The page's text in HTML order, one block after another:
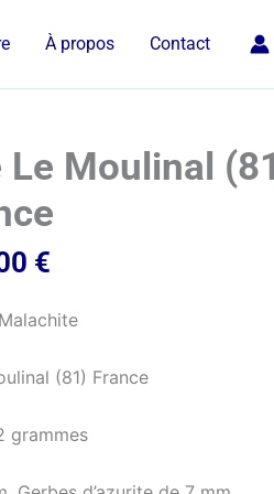
À propos Contact
Moulinal
€
(81) France
grammes